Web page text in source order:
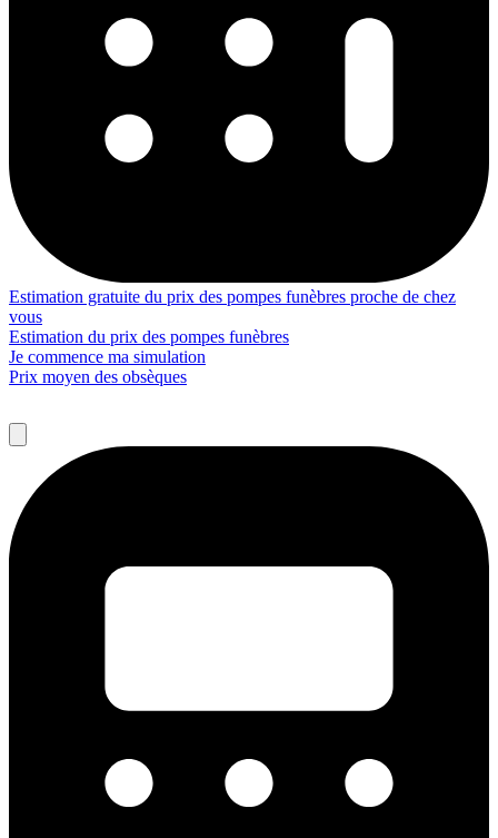
Estimation gratuite du prix des pompes funèbres proche de chez
vous
Estimation du prix des pompes funèbres
Je commence ma simulation
Prix moyen des obsèques